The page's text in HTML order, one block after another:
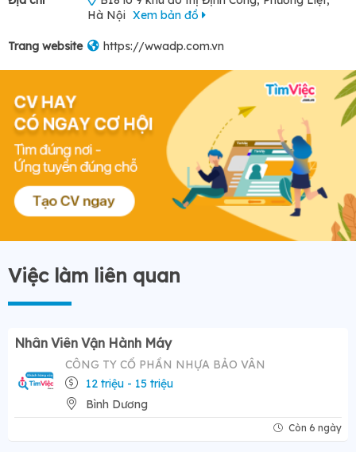
Hà Nội Xem bản đồ
Trang website https://wwadp.com.vn
Việc làm liên quan
Nhân Viên Vận Hành Máy
CÔNG TY CỔ PHẦN NHỰA BẢO VÂN
12 triệu - 15 triệu
Bình Dương
Còn 6 ngày